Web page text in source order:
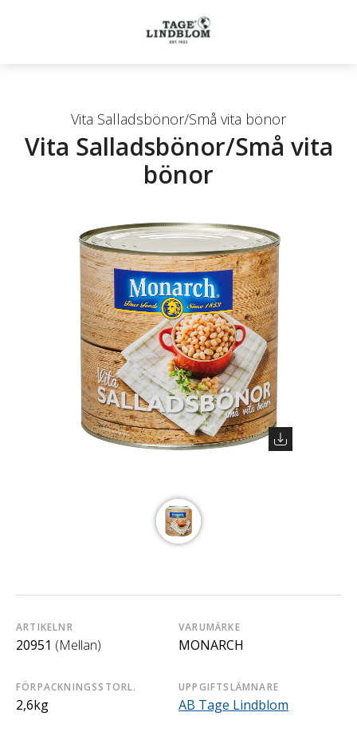
Vita Salladsbönor/Små vita bönor
Vita Salladsbönor/Små vita
bönor
ARTIKELNR
20951 (Mellan)
VARUMÄRKE
MONARCH
FÖRPACKNINGSSTORL.
2,6kg
UPPGIFTSLÄMNARE
AB Tage Lindblom